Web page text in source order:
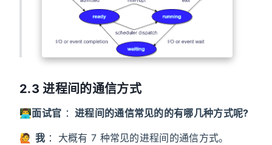
2.3 进程间的通信方式
👨‍💻面试官 ： 进程间的通信常见的的有哪几种方式呢?
🙋 我：大概有 7 种常见的进程间的通信方式。